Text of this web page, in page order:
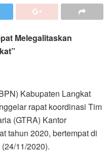
Melegalitaskan
Kabupaten Langkat
rapat koordinasi Tim
(GTRA) Kantor
tahun 2020, bertempat di
11/2020).